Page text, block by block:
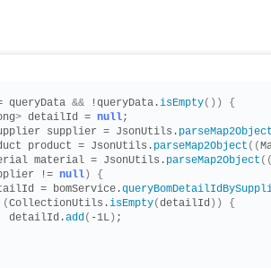
queryData && !queryData.isEmpty())
{
> detailId = null;
supplier = JsonUtils.
parseMap2Object
product = JsonUtils.
parseMap2Object ((
material = JsonUtils.
parseMap2Object ((
!= null )
{
= bomService.
(CollectionUtils.isEmpty(detailId ))
{
detailId.
add( -1L ) ;